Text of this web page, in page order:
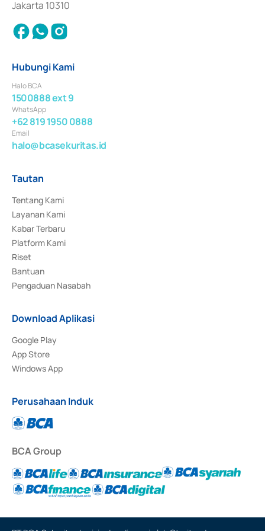
Jakarta 10310
Hubungi Kami
Halo BCA
1500888 ext 9
WhatsApp
+62 819 1950 0888
Email
halo@bcasekuritas.id
Tautan
Tentang Kami
Layanan Kami
Kabar Terbaru
Platform Kami
Riset
Bantuan
Pengaduan Nasabah
Download Aplikasi
Google Play
App Store
Windows App
Perusahaan Induk
BCA Group